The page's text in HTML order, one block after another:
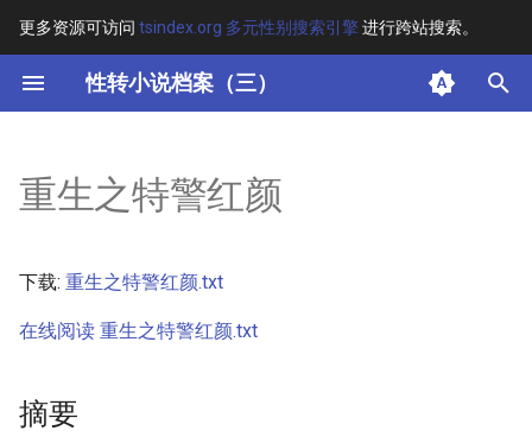
更多资源可访问 tsindex.org 多元性别搜索引擎进行跨站搜索。
性转小说档案（三）
键
开
搜
索
正文
重生之特警红颜
下载: 重生之特警红颜.txt
在线阅读 重生之特警红颜.txt
摘要